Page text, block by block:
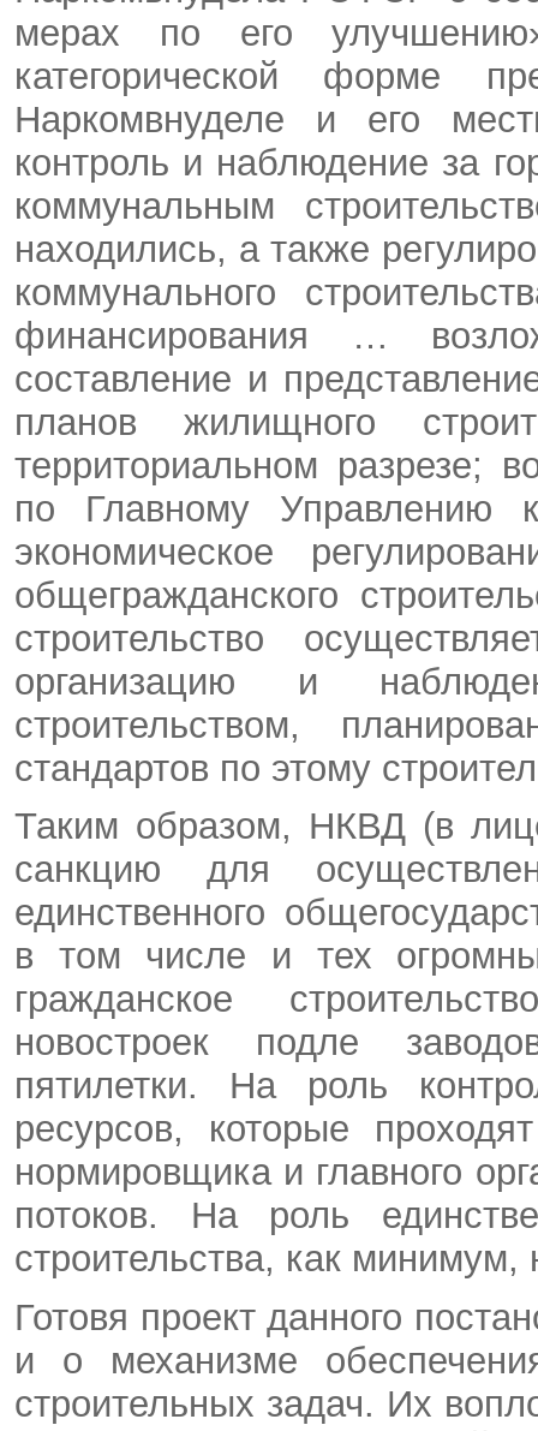
мерах по его
категорической форме
Наркомвнуделе и его
контроль и наблюдение за
коммунальным
находились, а также
коммунального
финансирования …
составление и
планов жилищного
территориальном разрезе;
по Главному Управлению
экономическое
общегражданского
строительство
организацию и
строительством,
стандартов по этому
Таким образом, НКВД (в
санкцию для
единственного
в том числе и тех
гражданское
новостроек подле
пятилетки. На роль
ресурсов, которые
нормировщика и главного
потоков. На роль
строительства, как
Готовя проект данного
и о механизме
строительных задач. Их